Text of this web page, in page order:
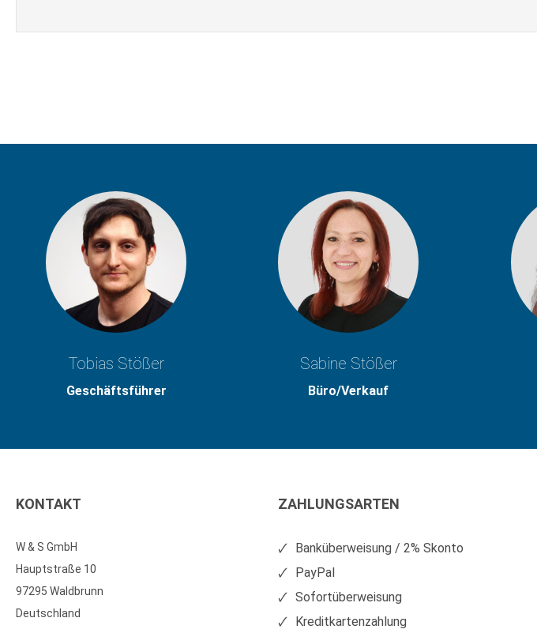
Tobias Stößer
Geschäftsführer
Sabine Stößer
Büro/Verkauf
KONTAKT
W & S GmbH
Hauptstraße 10
97295 Waldbrunn
Deutschland
ZAHLUNGSARTEN
Banküberweisung / 2% Skonto
PayPal
Sofortüberweisung
Kreditkartenzahlung